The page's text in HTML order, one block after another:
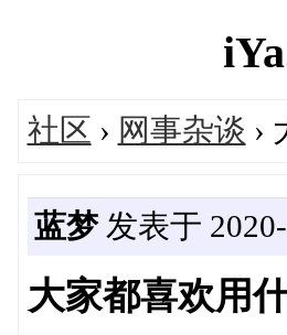
社区 › 网事杂谈 ›
蓝梦发表于
大家都喜欢用